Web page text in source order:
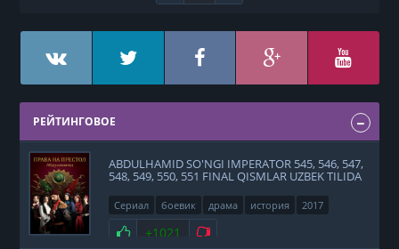
РЕЙТИНГОВОЕ
ABDULHAMID SO'NGI IMPERATOR 545, 546, 547,
548, 549, 550, 551 FINAL QISMLAR UZBEK TILIDA
Сериал боевик драма история 2017
Нравится
+1021 Не нравится